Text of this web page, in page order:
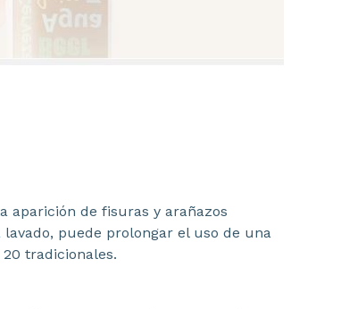
aparición de fisuras y arañazos
puede prolongar el uso de una
tradicionales.